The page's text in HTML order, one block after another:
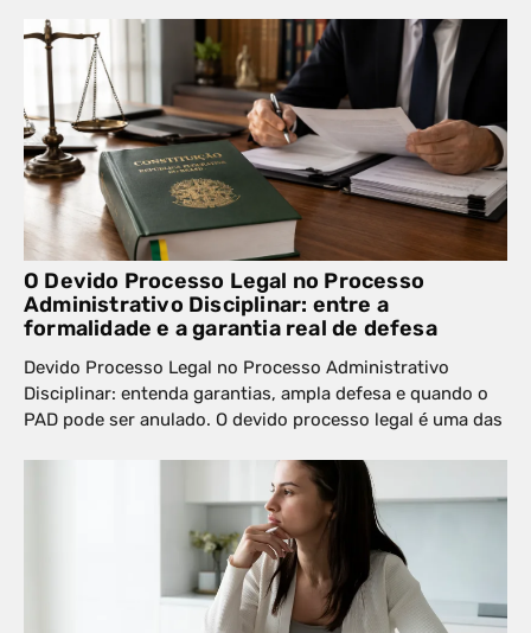
O Devido Processo Legal no Processo
Administrativo Disciplinar: entre a
formalidade e a garantia real de defesa
Devido Processo Legal no Processo Administrativo
Disciplinar: entenda garantias, ampla defesa e quando o
PAD pode ser anulado. O devido processo legal é uma das